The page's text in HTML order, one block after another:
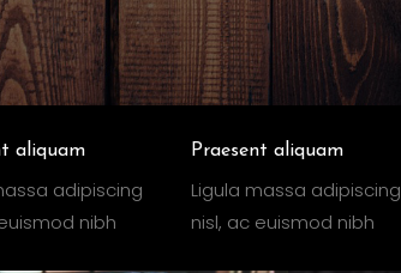
aliquam
adipiscing
nibh
Praesent aliquam
Ligula massa adipiscing
nisl, ac euismod nibh